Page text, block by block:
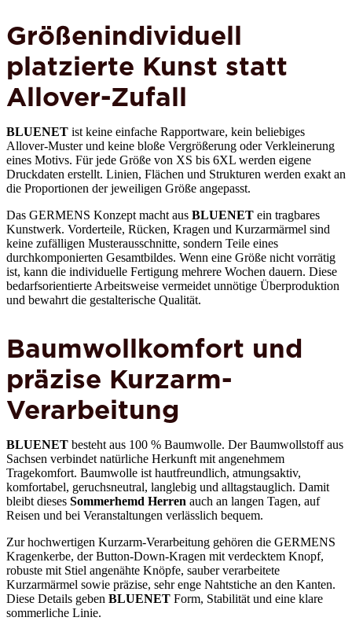
Größenindividuell
platzierte Kunst statt
Allover-Zufall
BLUENET ist keine einfache Rapportware, kein beliebiges
Allover-Muster und keine bloße Vergrößerung oder Verkleinerung
eines Motivs. Für jede Größe von XS bis 6XL werden eigene
Druckdaten erstellt. Linien, Flächen und Strukturen werden exakt an
die Proportionen der jeweiligen Größe angepasst.
Das GERMENS Konzept macht aus BLUENET ein tragbares
Kunstwerk. Vorderteile, Rücken, Kragen und Kurzarmärmel sind
keine zufälligen Musterausschnitte, sondern Teile eines
durchkomponierten Gesamtbildes. Wenn eine Größe nicht vorrätig
ist, kann die individuelle Fertigung mehrere Wochen dauern. Diese
bedarfsorientierte Arbeitsweise vermeidet unnötige Überproduktion
und bewahrt die gestalterische Qualität.
Baumwollkomfort und
präzise Kurzarm-
Verarbeitung
BLUENET besteht aus 100 % Baumwolle. Der Baumwollstoff aus
Sachsen verbindet natürliche Herkunft mit angenehmem
Tragekomfort. Baumwolle ist hautfreundlich, atmungsaktiv,
komfortabel, geruchsneutral, langlebig und alltagstauglich. Damit
bleibt dieses Sommerhemd Herren auch an langen Tagen, auf
Reisen und bei Veranstaltungen verlässlich bequem.
Zur hochwertigen Kurzarm-Verarbeitung gehören die GERMENS
Kragenkerbe, der Button-Down-Kragen mit verdecktem Knopf,
robuste mit Stiel angenähte Knöpfe, sauber verarbeitete
Kurzarmärmel sowie präzise, sehr enge Nahtstiche an den Kanten.
Diese Details geben BLUENET Form, Stabilität und eine klare
sommerliche Linie.